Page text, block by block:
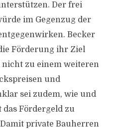
Der frei
im Gegenzug der
Becker
Förderung ihr Ziel
nicht zu einem weiteren
und
sei zudem, wie und
Fördergeld zu
private Bauherren